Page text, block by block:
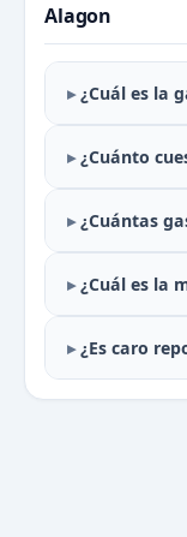
Alagon
¿Cuál es la
¿Cuánto
¿Cuántas
¿Cuál es la
¿Es caro